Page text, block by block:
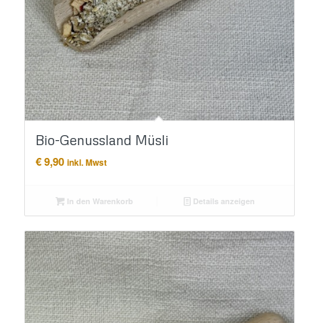
Bio-Genussland Müsli
€9,90 inkl. Mwst
In den Warenkorb Details anzeigen